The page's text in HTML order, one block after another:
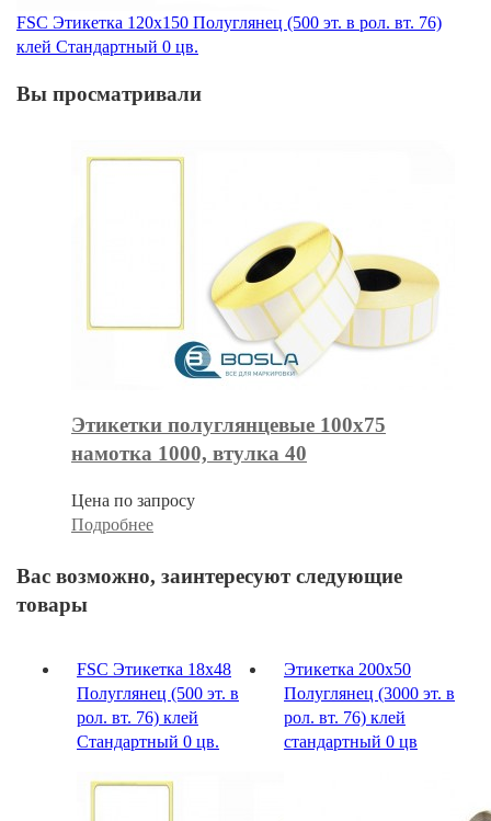
FSC Этикетка 120х150 Полуглянец (500 эт. в рол. вт. 76)
клей Стандартный 0 цв.
Вы просматривали
Этикетки полуглянцевые 100х75
намотка 1000, втулка 40
Цена по запросу
Подробнее
Вас возможно, заинтересуют следующие
товары
FSC Этикетка 18х48
Полуглянец (500 эт. в
рол. вт. 76) клей
Стандартный 0 цв.
Этикетка 200х50
Полуглянец (3000 эт. в
рол. вт. 76) клей
стандартный 0 цв